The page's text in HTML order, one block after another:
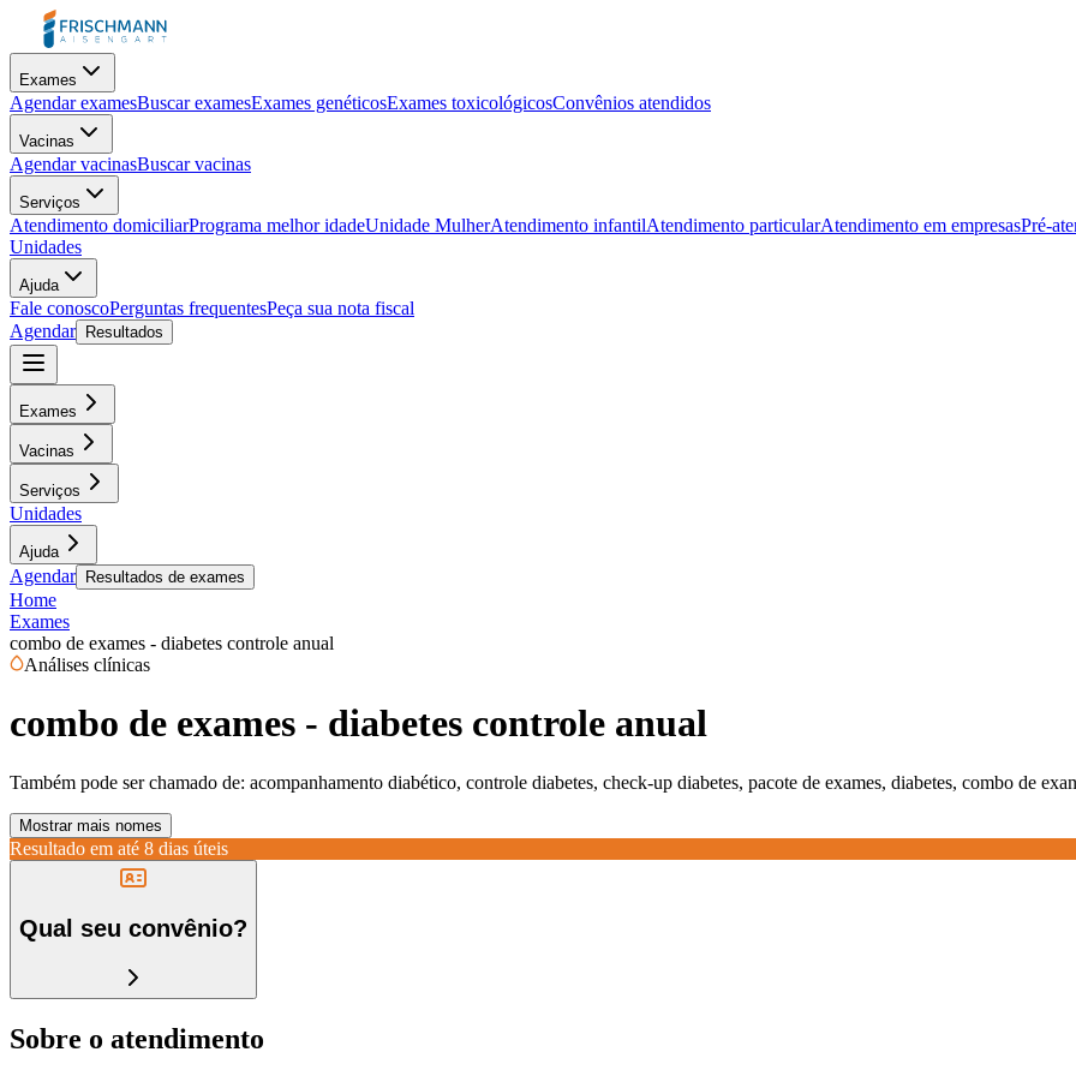
Exames
Agendar examesBuscar examesExames genéticosExames toxicológicosConvênios atendidos
Vacinas
Agendar vacinasBuscar vacinas
Serviços
Atendimento domiciliarPrograma melhor idadeUnidade MulherAtendimento infantilAtendimento particularAtendimento em empresasPré-
Unidades
Ajuda
Fale conoscoPerguntas frequentesPeça sua nota fiscal
Agendar
Resultados
Exames
Vacinas
Serviços
Unidades
Ajuda
Agendar Resultados de exames
Home
Exames
combo de exames - diabetes controle anual
Análises clínicas
combo de exames - diabetes controle anual
Também pode ser chamado de: acompanhamento diabético, controle diabetes, check-up diabetes, pacote de exames, diabetes, combo de
Mostrar mais nomes
Resultado em até 8 dias úteis
Qual seu convênio?
Sobre o atendimento